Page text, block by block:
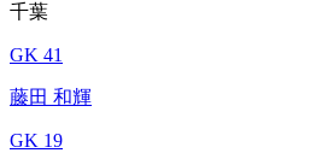
千葉
GK 41
藤田 和輝
GK 19